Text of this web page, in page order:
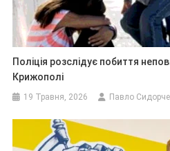
Поліція розслідує побиття
Крижополі
19 Травня, 2026 Павло